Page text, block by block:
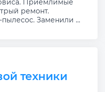
Приемлимые
ремонт.
Заменили ...
техники